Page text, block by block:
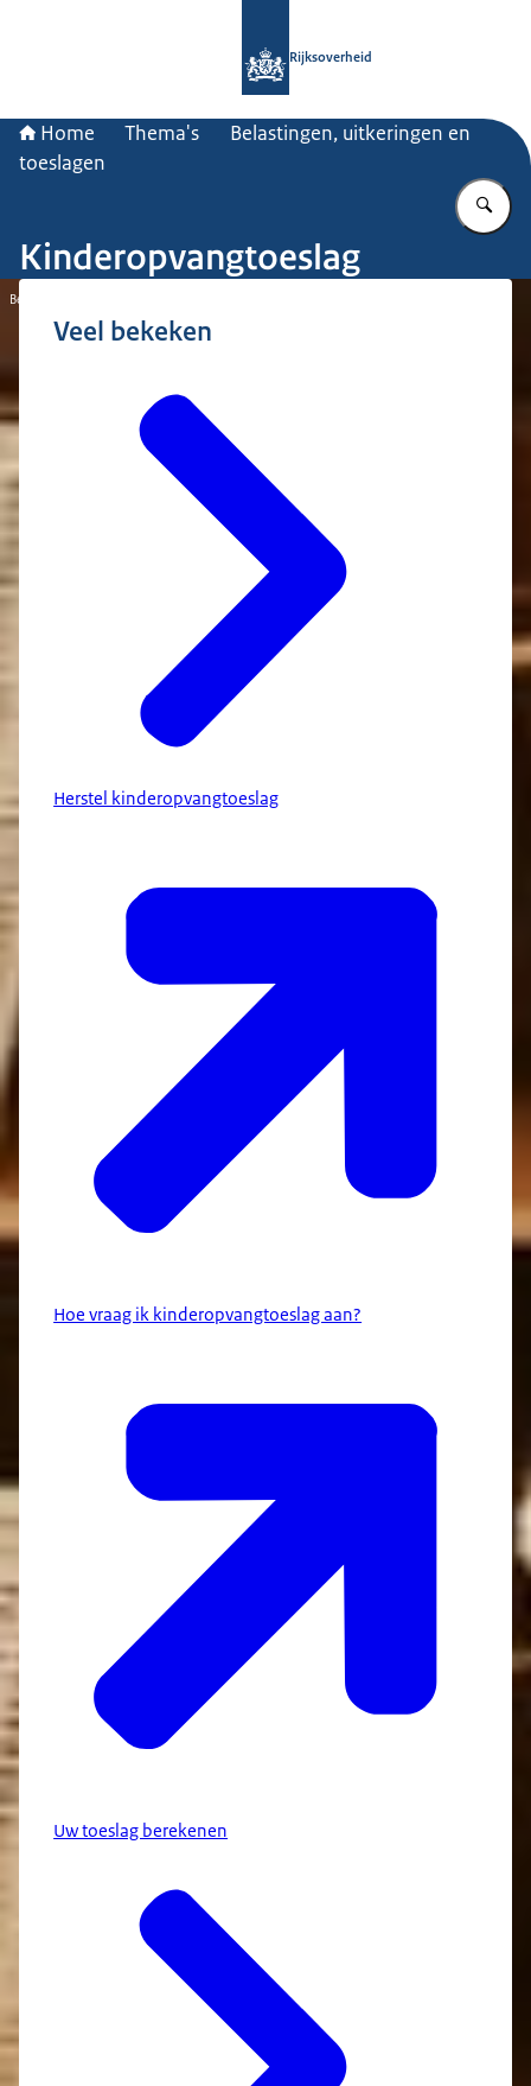
Rijksoverheid
Home Thema's
Belastingen, uitkeringen en
toeslagen
Kinderopvangtoeslag
Beeld: © Nationale Beeldbank / Robert Roelofsen
Veel bekeken
Herstel kinderopvangtoeslag
Hoe vraag ik kinderopvangtoeslag aan?
Uw toeslag berekenen